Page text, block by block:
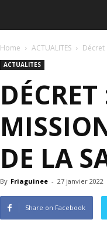
Home ACTUALITES Décret
ACTUALITES
DE LA
By Friaguinee - 27 janvier 2022
Share on Facebook